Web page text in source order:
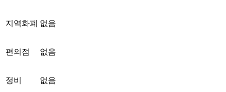
지역화폐 없음
편의점 없음
정비 없음